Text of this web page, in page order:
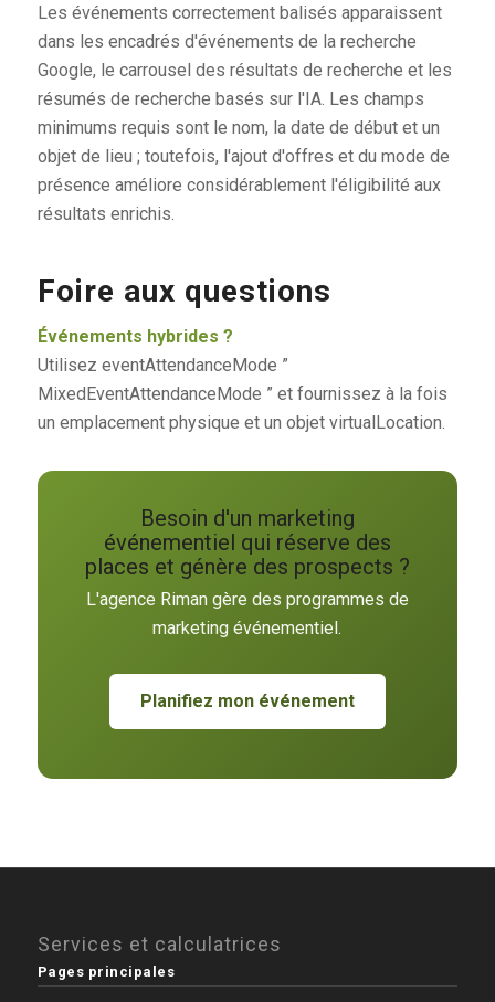
Les événements correctement balisés apparaissent
dans les encadrés d'événements de la recherche
Google, le carrousel des résultats de recherche et les
résumés de recherche basés sur l'IA. Les champs
minimums requis sont le nom, la date de début et un
objet de lieu ; toutefois, l'ajout d'offres et du mode de
présence améliore considérablement l'éligibilité aux
résultats enrichis.
Foire aux questions
Événements hybrides ?
Utilisez eventAttendanceMode ”
MixedEventAttendanceMode ” et fournissez à la fois
un emplacement physique et un objet virtualLocation.
Besoin d'un marketing
événementiel qui réserve des
places et génère des prospects ?
L'agence Riman gère des programmes de
marketing événementiel.
Planifiez mon événement
Services et calculatrices
Pages principales